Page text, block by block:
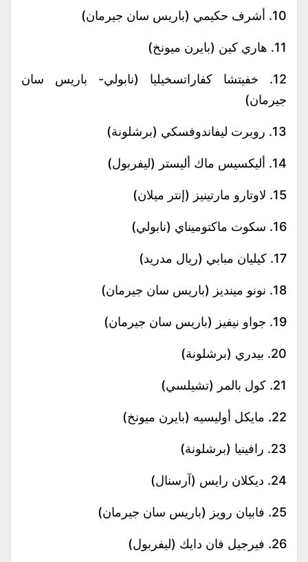
10. أشرف حكيمي (باريس سان جيرمان)
11. هاري كين (بايرن ميونخ)
12. خفيتشا كفاراتسخيليا (نابولي- باريس سان
جيرمان)
13. روبرت ليفاندوفسكي (برشلونة)
14. أليكسيس ماك أليستر (ليفربول)
15. لاوتارو مارتينيز (إنتر ميلان)
16. سكوت ماكتوميناي (نابولي)
17. كيليان مبابي (ريال مدريد)
18. نونو مينديز (باريس سان جيرمان)
19. جواو نيفيز (باريس سان جيرمان)
20. بيدري (برشلونة)
21. كول بالمر (تشيلسي)
22. مايكل أوليسيه (بايرن ميونخ)
23. رافينيا (برشلونة)
24. ديكلان رايس (آرسنال)
25. فابيان رويز (باريس سان جيرمان)
26. فيرجيل فان دايك (ليفربول)